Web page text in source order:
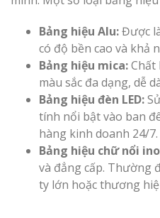
Bảng hiệu Alu:Được
có độ bền cao và khả
Bảng hiệu mica:Chất
màu sắc đa dạng, dễ
Bảng hiệu đèn LED:
tính nổi bật vào ban
hàng kinh doanh 24/7.
Bảng hiệu chữ nổi
và đẳng cấp. Thường
ty lớn hoặc thương